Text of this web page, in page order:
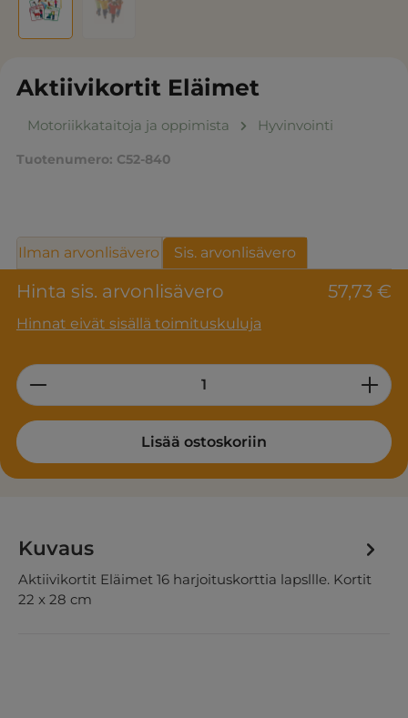
Aktiivikortit Eläimet
Motoriikkataitoja ja oppimista Hyvinvointi
Tuotenumero: C52-840
Hinta sis. arvonlisävero 57,73 €
Hinnat eivät sisällä toimituskuluja
Ilman arvonlisävero Sis. arvonlisävero
Product Quantity: Enter the desired
Lisää ostoskoriin
Kuvaus
Aktiivikortit Eläimet 16 harjoituskorttia lapsllle. Kortit
22 x 28 cm